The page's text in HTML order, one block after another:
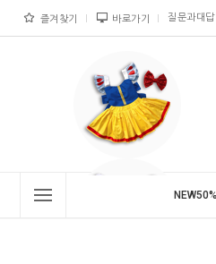
즐겨찾기 바로가기 질문과대답
NEW50%